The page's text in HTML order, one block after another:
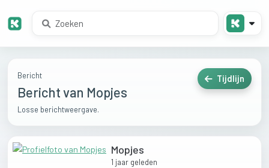
Bericht
Bericht van Mopjes
Losse berichtweergave.
Tijdlijn
Mopjes
1 jaar geleden